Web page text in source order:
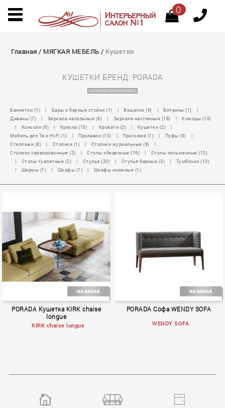
0
Главная / МЯГКАЯ МЕБЕЛЬ / Кушетки
КУШЕТКИ БРЕНД: PORADA
НА СТРАНИЦУ КАТАЛОГОВ PORADA
Банкетки (1) | Бары и барные стойки (1) | Вешалки (6) | Витрины (1)
|
Диваны (7)
| Зеркала напольные (6) | Зеркала настенные (18) |
Комоды (10)
|
Консоли (9) | Кресла (15) | Кровати (2) | Кушетки (2)
|
Мебель для Тв и Hi-Fi (1)
| Прилавки (10) | Прихожие (1) | Пуфы (6)
|
Стеллажи (8)
| Столики (1) | Столики журнальные (9)
|
Столики сервировочные (2)
| Столы обеденные (16) |
Столы письменные (10)
|
Столы туалетные (2) | Стулья (20) | Стулья барные (3) |
Тумбочки (13)
|
Ширмы (1) | Шкафы (1) | Шкафы книжные (1)
PORADA Кушетка KIRK chaise
longue
KIRK chaise longue
PORADA Софа WENDY SOFA
WENDY SOFA